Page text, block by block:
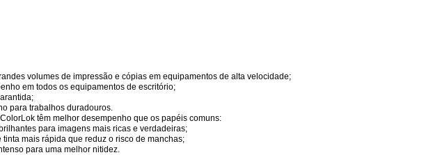
volumes de impressão e cópias em equipamentos de alta velocidade;
em todos os equipamentos de escritório;
para trabalhos duradouros.
têm melhor desempenho que os papéis comuns:
para imagens mais ricas e verdadeiras;
tinta mais rápida que reduz o risco de manchas;
para uma melhor nitidez.